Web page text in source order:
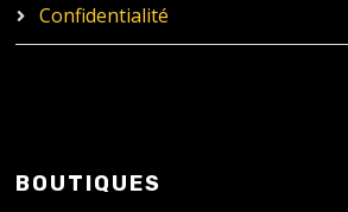
Confidentialité
BOUTIQUES